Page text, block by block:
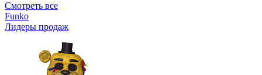
Смотреть все
Funko
Лидеры продаж